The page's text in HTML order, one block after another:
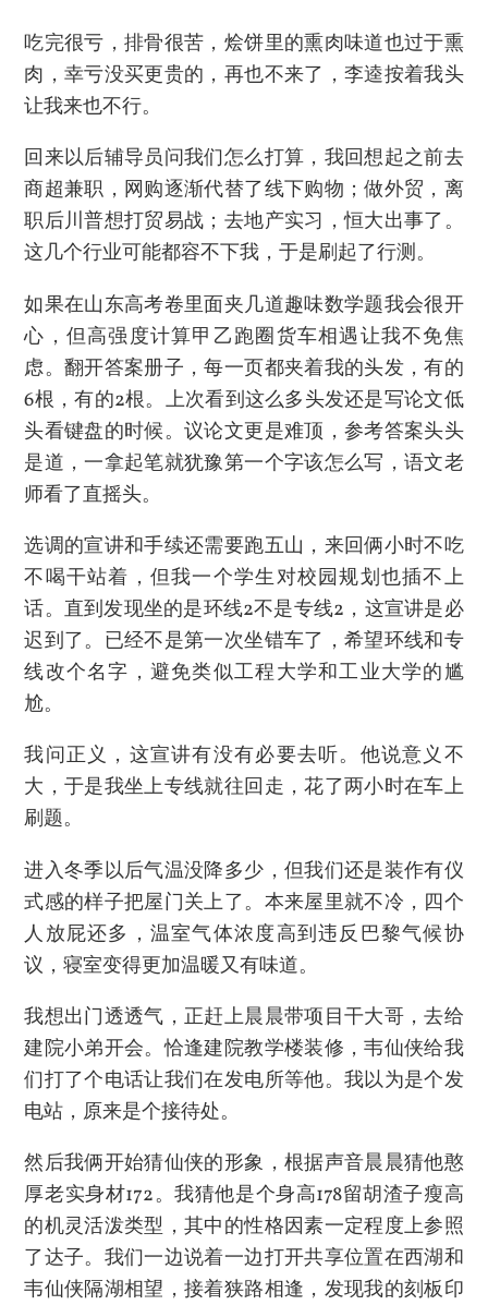
吃完很亏，排骨很苦，烩饼里的熏肉味道也过于熏
肉，幸亏没买更贵的，再也不来了，李逵按着我头
让我来也不行。
回来以后辅导员问我们怎么打算，我回想起之前去
商超兼职，网购逐渐代替了线下购物；做外贸，离
职后川普想打贸易战；去地产实习，恒大出事了。
这几个行业可能都容不下我，于是刷起了行测。
如果在山东高考卷里面夹几道趣味数学题我会很开
心，但高强度计算甲乙跑圈货车相遇让我不免焦
虑。翻开答案册子，每一页都夹着我的头发，有的
6根，有的2根。上次看到这么多头发还是写论文低
头看键盘的时候。议论文更是难顶，参考答案头头
是道，一拿起笔就犹豫第一个字该怎么写，语文老
师看了直摇头。
选调的宣讲和手续还需要跑五山，来回俩小时不吃
不喝干站着，但我一个学生对校园规划也插不上
话。直到发现坐的是环线2不是专线2，这宣讲是必
迟到了。已经不是第一次坐错车了，希望环线和专
线改个名字，避免类似工程大学和工业大学的尴
尬。
我问正义，这宣讲有没有必要去听。他说意义不
大，于是我坐上专线就往回走，花了两小时在车上
刷题。
进入冬季以后气温没降多少，但我们还是装作有仪
式感的样子把屋门关上了。本来屋里就不冷，四个
人放屁还多，温室气体浓度高到违反巴黎气候协
议，寝室变得更加温暖又有味道。
我想出门透透气，正赶上晨晨带项目干大哥，去给
建院小弟开会。恰逢建院教学楼装修，韦仙侠给我
们打了个电话让我们在发电所等他。我以为是个发
电站，原来是个接待处。
然后我俩开始猜仙侠的形象，根据声音晨晨猜他憨
厚老实身材172。我猜他是个身高178留胡渣子瘦高
的机灵活泼类型，其中的性格因素一定程度上参照
了达子。我们一边说着一边打开共享位置在西湖和
韦仙侠隔湖相望，接着狭路相逢，发现我的刻板印